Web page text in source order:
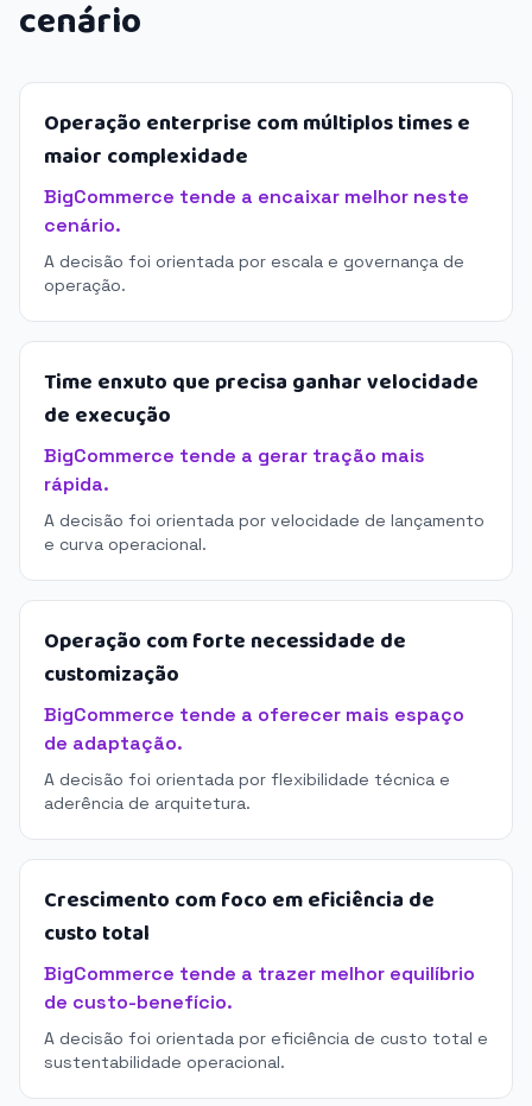
cenário
Operação enterprise com múltiplos times e
maior complexidade
BigCommerce tende a encaixar melhor neste
cenário.
A decisão foi orientada por escala e governança de
operação.
Time enxuto que precisa ganhar velocidade
de execução
BigCommerce tende a gerar tração mais
rápida.
A decisão foi orientada por velocidade de lançamento
e curva operacional.
Operação com forte necessidade de
customização
BigCommerce tende a oferecer mais espaço
de adaptação.
A decisão foi orientada por flexibilidade técnica e
aderência de arquitetura.
Crescimento com foco em eficiência de
custo total
BigCommerce tende a trazer melhor equilíbrio
de custo-benefício.
A decisão foi orientada por eficiência de custo total e
sustentabilidade operacional.